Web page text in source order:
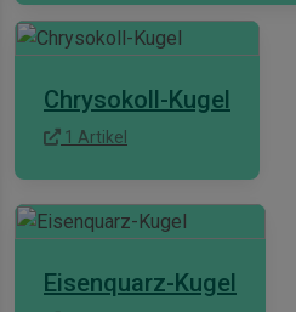
Chrysokoll-Kugel
1 Artikel
Eisenquarz-Kugel